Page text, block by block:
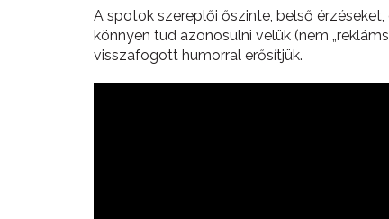
A spotok szereplői őszinte, belső
könnyen tud azonosulni velük (nem
visszafogott humorral erősítjük.